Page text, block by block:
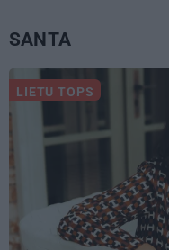
SANTA
LIETU TOPS